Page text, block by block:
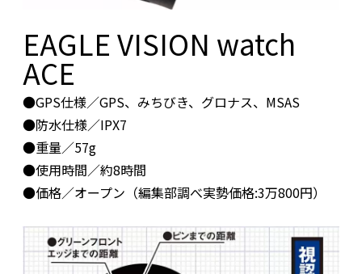
EAGLE VISION watch
ACE
●GPS仕様／GPS、みちびき、グロナス、MSAS
●防水仕様／IPX7
●重量／57g
●使用時間／約8時間
●価格／オープン（編集部調べ実勢価格:3万800円）